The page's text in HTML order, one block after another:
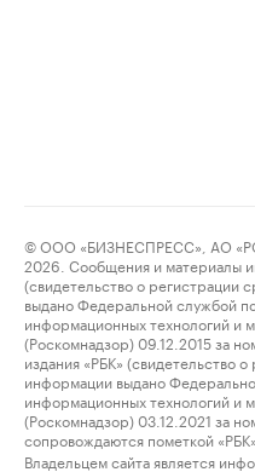
© ООО «БИЗНЕСПРЕСС», АО
2026. Сообщения и материалы
(свидетельство о регистрации
выдано Федеральной службой
информационных технологий и
(Роскомнадзор) 09.12.2015 за
издания «РБК» (свидетельство
информации выдано
информационных технологий и
(Роскомнадзор) 03.12.2021 за
сопровождаются пометкой «РБК».
Владельцем сайта является